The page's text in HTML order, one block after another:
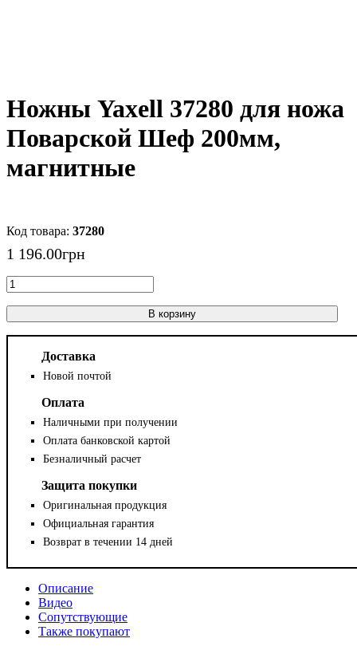
Ножны Yaxell 37280 для ножа
Поварской Шеф 200мм,
магнитные
37280
1 196.00грн
В корзину
Доставка
Новой почтой
Оплата
Наличными при получении
Оплата банковской картой
Безналичный расчет
Защита покупки
Оригинальная продукция
Официальная гарантия
Возврат в течении 14 дней
Описание
Видео
Сопутствующие
Также покупают